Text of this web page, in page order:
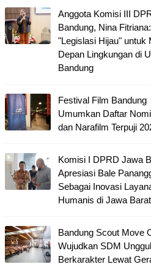
Anggota Komisi III
Bandung, Nina
"Legislasi Hijau" untuk
Depan Lingkungan di
Bandung
Festival Film Bandung
Umumkan Daftar
dan Narafilm Terpuji
Komisi I DPRD Jawa
Apresiasi Bale
Sebagai Inovasi
Humanis di Jawa Barat
Bandung Scout Move
Wujudkan SDM
Berkarakter Lewat